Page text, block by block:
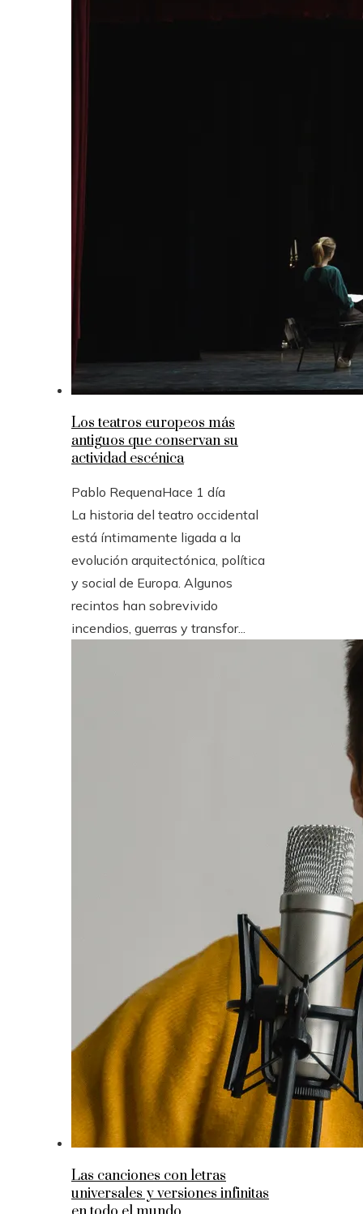
Los teatros europeos más
antiguos que conservan su
actividad escénica
Pablo RequenaHace 1 día
La historia del teatro occidental
está íntimamente ligada a la
evolución arquitectónica, política
y social de Europa. Algunos
recintos han sobrevivido
incendios, guerras y transfor...
Las canciones con letras
universales y versiones infinitas